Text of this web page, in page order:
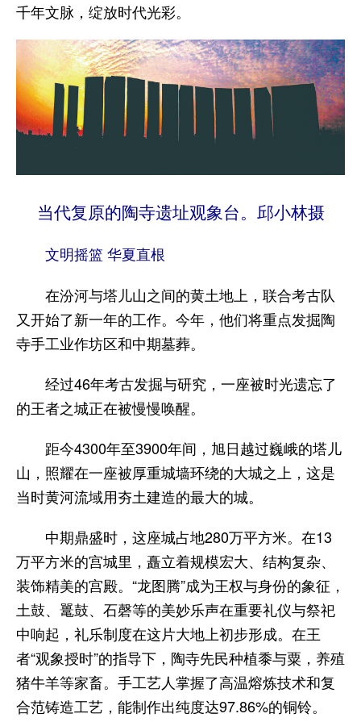
千年文脉，绽放时代光彩。
当代复原的陶寺遗址观象台。邱小林摄
文明摇篮 华夏直根
在汾河与塔儿山之间的黄土地上，联合考古队
又开始了新一年的工作。今年，他们将重点发掘陶
寺手工业作坊区和中期墓葬。
经过46年考古发掘与研究，一座被时光遗忘了
的王者之城正在被慢慢唤醒。
距今4300年至3900年间，旭日越过巍峨的塔儿
山，照耀在一座被厚重城墙环绕的大城之上，这是
当时黄河流域用夯土建造的最大的城。
中期鼎盛时，这座城占地280万平方米。在13
万平方米的宫城里，矗立着规模宏大、结构复杂、
装饰精美的宫殿。“龙图腾”成为王权与身份的象征，
土鼓、鼍鼓、石磬等的美妙乐声在重要礼仪与祭祀
中响起，礼乐制度在这片大地上初步形成。在王
者“观象授时”的指导下，陶寺先民种植黍与粟，养殖
猪牛羊等家畜。手工艺人掌握了高温熔炼技术和复
合范铸造工艺，能制作出纯度达97.86%的铜铃。